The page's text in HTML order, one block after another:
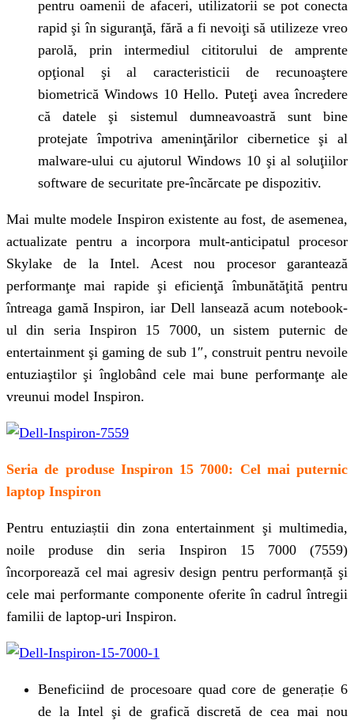
pentru oamenii de afaceri, utilizatorii se pot conecta
rapid şi în siguranţă, fără a fi nevoiţi să utilizeze vreo
parolă, prin intermediul cititorului de amprente
opţional şi al caracteristicii de recunoaştere
biometrică Windows 10 Hello. Puteţi avea încredere
că datele şi sistemul dumneavoastră sunt bine
protejate împotriva ameninţărilor cibernetice şi al
malware-ului cu ajutorul Windows 10 şi al soluţiilor
software de securitate pre-încărcate pe dispozitiv.
Mai multe modele Inspiron existente au fost, de asemenea,
actualizate pentru a incorpora mult-anticipatul procesor
Skylake de la Intel. Acest nou procesor garantează
performanţe mai rapide şi eficienţă îmbunătăţită pentru
întreaga gamă Inspiron, iar Dell lansează acum notebook-
ul din seria Inspiron 15 7000, un sistem puternic de
entertainment şi gaming de sub 1″, construit pentru nevoile
entuziaştilor şi înglobând cele mai bune performanţe ale
vreunui model Inspiron.
Seria de produse Inspiron 15 7000: Cel mai puternic
laptop Inspiron
Pentru entuziaștii din zona entertainment şi multimedia,
noile produse din seria Inspiron 15 7000 (7559)
încorporează cel mai agresiv design pentru performanță şi
cele mai performante componente oferite în cadrul întregii
familii de laptop-uri Inspiron.
Beneficiind de procesoare quad core de generație 6
de la Intel şi de grafică discretă de cea mai nou